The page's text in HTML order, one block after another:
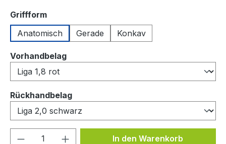
Griffformauswählen
Anatomisch
Gerade Konkav
Vorhandbelagauswählen
Rückhandbelagauswählen
Produkt Anzahl: Gib denIn den Warenkorb